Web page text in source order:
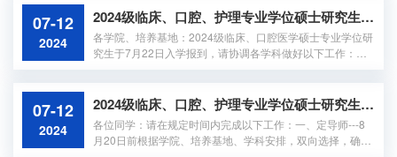
及之前相关课程成绩不合格（即未获得学分）的临床、口腔
医学硕士专业学位研究生。二、申请流程研究生登录管理信
息系统查询课程成绩，根据2024级临床、口腔医学硕士专业
学位研究生课程表（附件1），申请重修课程...
07-12
2024
2024级临床、口腔、护理专业学位硕士研究生开学学院工作安排
各学院、培养基地：2024级临床、口腔医学硕士专业学位研
究生于7月22日入学报到，请协调各学科做好以下工作：
文件要求（附件1），确定导师带教名单（包括一导、二
导）。特别强调：申请带教临床、口腔医学硕士专业学位研
究生，除具有我校硕导资格外，应同时满足以下条件：1.年
龄：1967年1月1日后出生（少数特殊情况由相...
07-12
2024
2024级临床、口腔、护理专业学位硕士研究生开学学生工作安排
各位同学：请在规定时间内完成以下工作：一、定导师---8
月20日前根据学院、培养基地、学科安排，双向选择，确定